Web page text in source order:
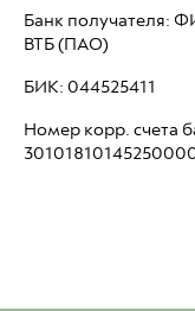
Банк
ВТБ (ПАО)
БИК: 044525411
Номер корр. счета